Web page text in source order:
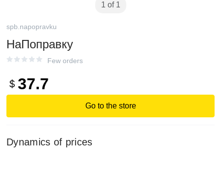
1 of 1
spb.napopravku
НаПоправку
Few orders
$ 37.7
Go to the store
Dynamics of prices